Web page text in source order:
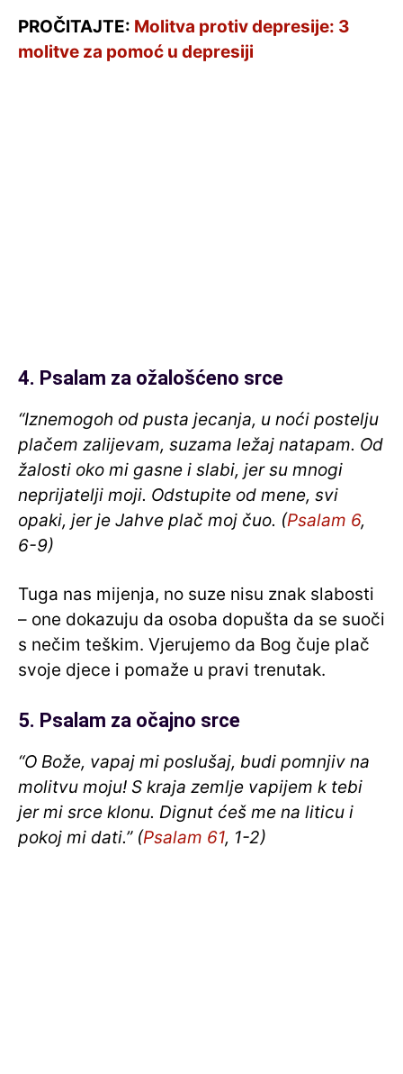
PROČITAJTE: Molitva protiv depresije: 3
molitve za pomoć u depresiji
4. Psalam za ožalošćeno srce
“Iznemogoh od pusta jecanja, u noći postelju
plačem zalijevam, suzama ležaj natapam. Od
žalosti oko mi gasne i slabi, jer su mnogi
neprijatelji moji. Odstupite od mene, svi
opaki, jer je Jahve plač moj čuo. (Psalam 6,
6-9)
Tuga nas mijenja, no suze nisu znak slabosti
– one dokazuju da osoba dopušta da se suoči
s nečim teškim. Vjerujemo da Bog čuje plač
svoje djece i pomaže u pravi trenutak.
5. Psalam za očajno srce
“O Bože, vapaj mi poslušaj, budi pomnjiv na
molitvu moju! S kraja zemlje vapijem k tebi
jer mi srce klonu. Dignut ćeš me na liticu i
pokoj mi dati.” (Psalam 61, 1-2)